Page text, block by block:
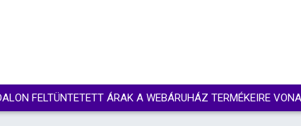
FELTÜNTETETT ÁRAK A WEBÁRUHÁZ TERMÉKEIRE